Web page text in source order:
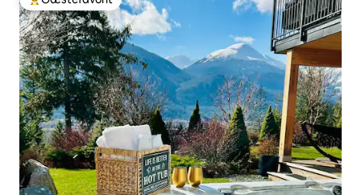
Bedste gæstefavorit